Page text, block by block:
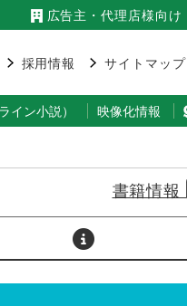
広告主・代理店様向け
採用情報 サイトマップ
イン小説） 映像化情報
書籍情報